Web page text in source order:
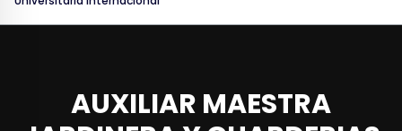
AUXILIAR MAESTRA